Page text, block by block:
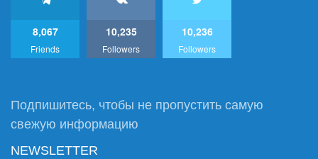
8,067
Friends
10,235
Followers
10,236
Followers
Подпишитесь, чтобы не пропустить самую
свежую информацию
NEWSLETTER